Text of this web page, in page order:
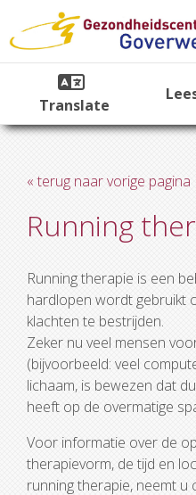
Translate
« terug naar vorige pagina
Running
Running therapie is een
hardlopen wordt gebruikt
klachten te bestrijden.
Zeker nu veel mensen
(bijvoorbeeld: veel
lichaam, is bewezen dat
heeft op de overmatige
Voor informatie over de
therapievorm, de tijd en
running therapie, neemt u